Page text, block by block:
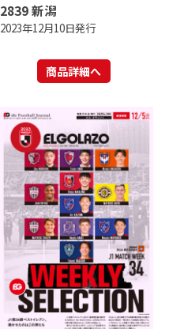
2839 新潟
2023年12月10日発行
商品詳細へ